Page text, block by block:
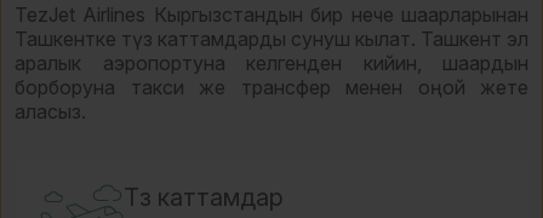
TezJet Airlines Кыргызстандын бир нече шаарларынан
Ташкентке түз каттамдарды сунуш кылат. Ташкент эл
аралык аэропортуна келгенден кийин, шаардын
борборуна такси же трансфер менен оңой жете
аласыз.
Түз каттамдар